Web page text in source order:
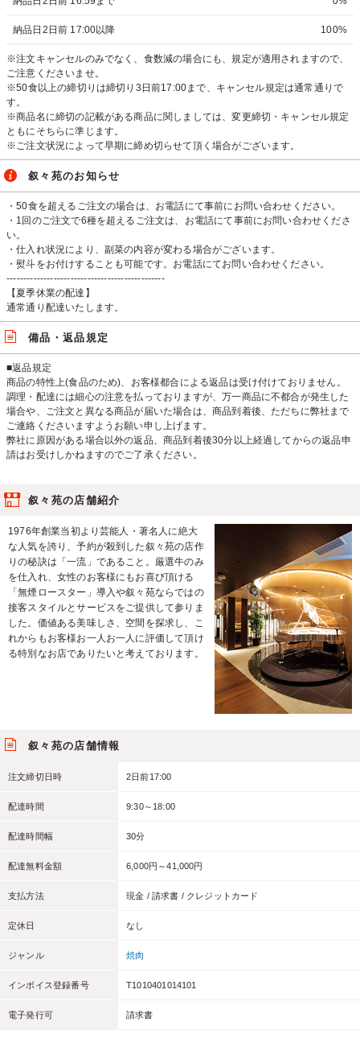
納品日2日前 17:00以降 100%
※注文キャンセルのみでなく、食数減の場合にも、規定が適用されますので、
ご注意くださいませ。
※50食以上の締切りは締切り3日前17:00まで、キャンセル規定は通常通りで
す。
※商品名に締切の記載がある商品に関しましては、変更締切・キャンセル規定
ともにそちらに準じます。
※ご注文状況によって早期に締め切らせて頂く場合がございます。
叙々苑のお知らせ
・50食を超えるご注文の場合は、お電話にて事前にお問い合わせください。
・1回のご注文で6種を超えるご注文は、お電話にて事前にお問い合わせくださ
い。
・仕入れ状況により、副菜の内容が変わる場合がございます。
・熨斗をお付けすることも可能です。お電話にてお問い合わせください。
-----------------------------------------------
【夏季休業の配達】
通常通り配達いたします。
備品・返品規定
■返品規定
商品の特性上(食品のため)、お客様都合による返品は受け付けておりません。
調理・配達には細心の注意を払っておりますが、万一商品に不都合が発生した
場合や、ご注文と異なる商品が届いた場合は、商品到着後、ただちに弊社まで
ご連絡くださいますようお願い申し上げます。
弊社に原因がある場合以外の返品、商品到着後30分以上経過してからの返品申
請はお受けしかねますのでご了承ください。
叙々苑の店舗紹介
1976年創業当初より芸能人・著名人に絶大
な人気を誇り、予約が殺到した叙々苑の店作
りの秘訣は「一流」であること。厳選牛のみ
を仕入れ、女性のお客様にもお喜び頂ける
「無煙ロースター」導入や叙々苑ならではの
接客スタイルとサービスをご提供して参りま
した。価値ある美味しさ、空間を探求し、こ
れからもお客様お一人お一人に評価して頂け
る特別なお店でありたいと考えております。
叙々苑の店舗情報
注文締切日時 2日前17:00
配達時間 9:30～18:00
配達時間幅 30分
配達無料金額 6,000円～41,000円
支払方法 現金 / 請求書 / クレジットカード
定休日 なし
ジャンル 焼肉
インボイス登録番号 T1010401014101
電子発行可 請求書